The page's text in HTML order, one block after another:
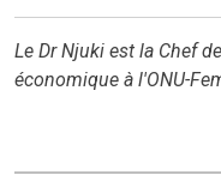
Le Dr Njuki est la Chef
économique à l'ONU-